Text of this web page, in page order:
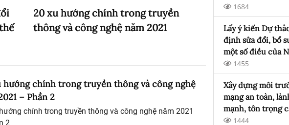
20 xu hướng chính trong truyền
thông và công nghệ năm 2021
hướng chính trong truyền thông và công nghệ
– Phần 2
chính trong truyền thông và công nghệ năm 2021
2
1684
Lấy ý kiến Dự
định sửa đổi, bổ
một số điều của
định số 147/
CP ngày 09 tháng
2024 của Chính
quản lý, cung cấp,
dụng dịch vụ
thông tin trên
1455
Xây dựng môi
mạng an toàn,
mạnh, tôn trọng
trị văn hóa Việt
1444